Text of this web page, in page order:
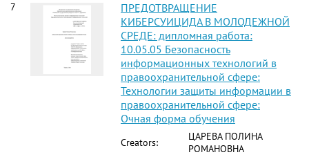
7
ПРЕДОТВРАЩЕНИЕ
КИБЕРСУИЦИДА В МОЛОДЕЖНОЙ
СРЕДЕ: дипломная работа:
10.05.05 Безопасность
информационных технологий в
правоохранительной сфере:
Технологии защиты информации в
правоохранительной сфере:
Очная форма обучения
Creators:
ЦАРЕВА ПОЛИНА
РОМАНОВНА